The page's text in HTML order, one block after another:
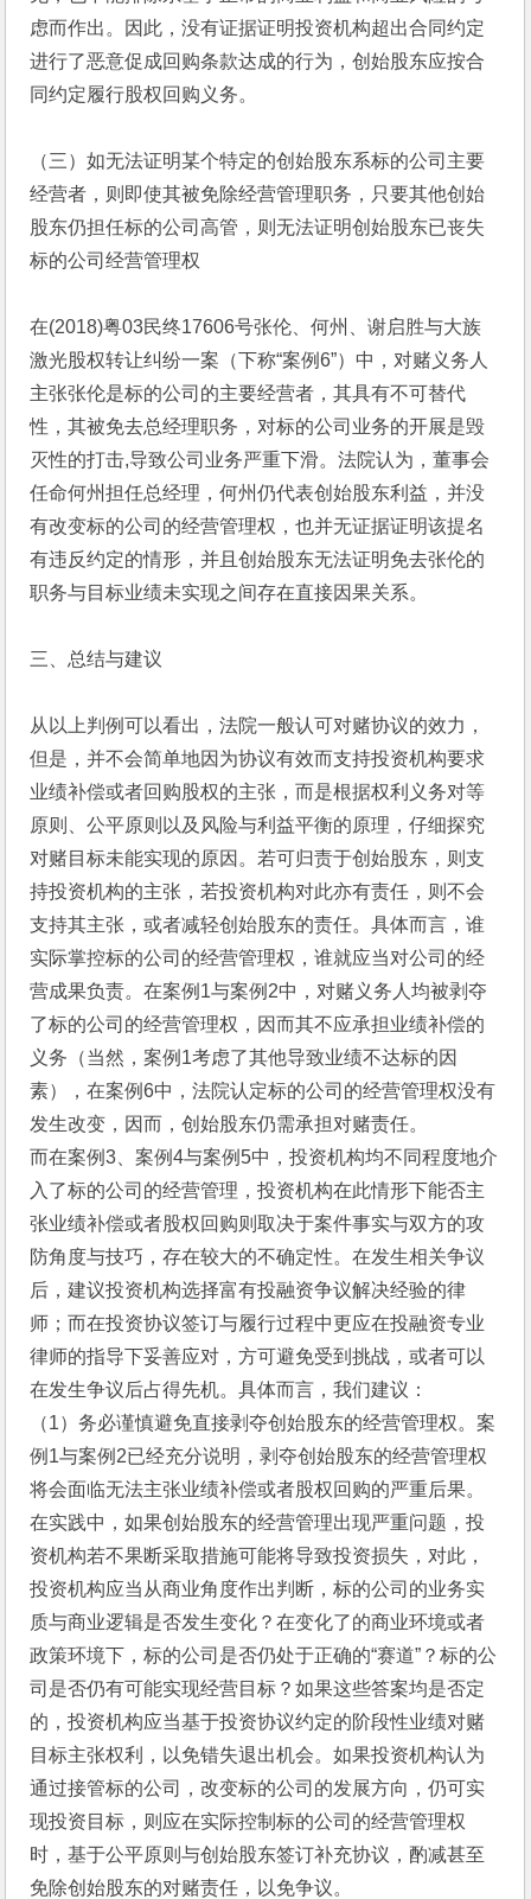
虑而作出。因此，没有证据证明投资机构超出合同约定
进行了恶意促成回购条款达成的行为，创始股东应按合
同约定履行股权回购义务。
（三）如无法证明某个特定的创始股东系标的公司主要
经营者，则即使其被免除经营管理职务，只要其他创始
股东仍担任标的公司高管，则无法证明创始股东已丧失
标的公司经营管理权
在(2018)粤03民终17606号张伦、何州、谢启胜与大族
激光股权转让纠纷一案（下称“案例6”）中，对赌义务人
主张张伦是标的公司的主要经营者，其具有不可替代
性，其被免去总经理职务，对标的公司业务的开展是毁
灭性的打击,导致公司业务严重下滑。法院认为，董事会
任命何州担任总经理，何州仍代表创始股东利益，并没
有改变标的公司的经营管理权，也并无证据证明该提名
有违反约定的情形，并且创始股东无法证明免去张伦的
职务与目标业绩未实现之间存在直接因果关系。
三、总结与建议
从以上判例可以看出，法院一般认可对赌协议的效力，
但是，并不会简单地因为协议有效而支持投资机构要求
业绩补偿或者回购股权的主张，而是根据权利义务对等
原则、公平原则以及风险与利益平衡的原理，仔细探究
对赌目标未能实现的原因。若可归责于创始股东，则支
持投资机构的主张，若投资机构对此亦有责任，则不会
支持其主张，或者减轻创始股东的责任。具体而言，谁
实际掌控标的公司的经营管理权，谁就应当对公司的经
营成果负责。在案例1与案例2中，对赌义务人均被剥夺
了标的公司的经营管理权，因而其不应承担业绩补偿的
义务（当然，案例1考虑了其他导致业绩不达标的因
素），在案例6中，法院认定标的公司的经营管理权没有
发生改变，因而，创始股东仍需承担对赌责任。
而在案例3、案例4与案例5中，投资机构均不同程度地介
入了标的公司的经营管理，投资机构在此情形下能否主
张业绩补偿或者股权回购则取决于案件事实与双方的攻
防角度与技巧，存在较大的不确定性。在发生相关争议
后，建议投资机构选择富有投融资争议解决经验的律
师；而在投资协议签订与履行过程中更应在投融资专业
律师的指导下妥善应对，方可避免受到挑战，或者可以
在发生争议后占得先机。具体而言，我们建议：
（1）务必谨慎避免直接剥夺创始股东的经营管理权。案
例1与案例2已经充分说明，剥夺创始股东的经营管理权
将会面临无法主张业绩补偿或者股权回购的严重后果。
在实践中，如果创始股东的经营管理出现严重问题，投
资机构若不果断采取措施可能将导致投资损失，对此，
投资机构应当从商业角度作出判断，标的公司的业务实
质与商业逻辑是否发生变化？在变化了的商业环境或者
政策环境下，标的公司是否仍处于正确的“赛道”？标的公
司是否仍有可能实现经营目标？如果这些答案均是否定
的，投资机构应当基于投资协议约定的阶段性业绩对赌
目标主张权利，以免错失退出机会。如果投资机构认为
通过接管标的公司，改变标的公司的发展方向，仍可实
现投资目标，则应在实际控制标的公司的经营管理权
时，基于公平原则与创始股东签订补充协议，酌减甚至
免除创始股东的对赌责任，以免争议。